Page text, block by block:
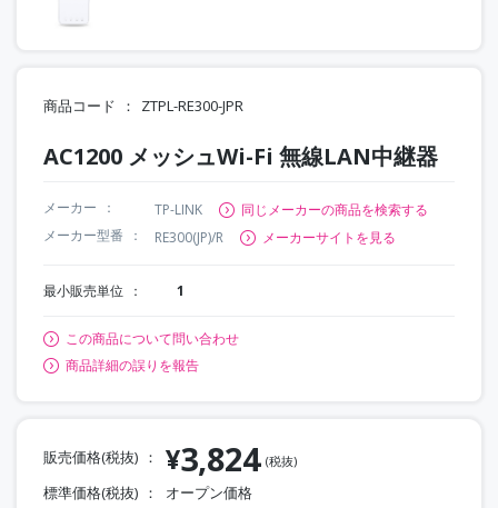
商品コード ZTPL-RE300-JPR
AC1200 メッシュWi-Fi 無線LAN中継器
メーカー TP-LINK
同じメーカーの商品を検索する
メーカー型番
RE300(JP)/R メーカーサイトを見る
最小販売単位 1
この商品について問い合わせ
商品詳細の誤りを報告
販売価格(税抜) ¥3,824 (税抜)
標準価格(税抜) オープン価格